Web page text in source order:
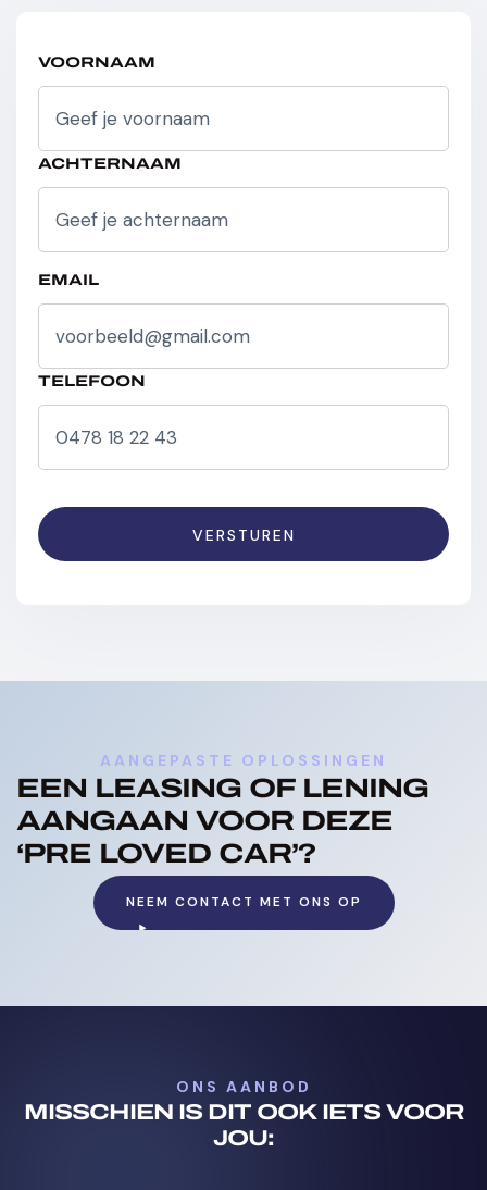
Navigatie Systeem
Night View Assist
Parkeersensoren Regensensor
Sound System
Spraakbediening
Verkeersbordherkenning
VOORNAAM
ACHTERNAAM
EMAIL
TELEFOON
AANGEPASTE OPLOSSINGEN
EEN LEASING OF LENING
AANGAAN VOOR DEZE
‘PRE LOVED CAR’?
NEEM CONTACT MET ONS OP
NAAR CONTACTPAGINA
ONS AANBOD
MISSCHIEN IS DIT OOK IETS VOOR
JOU: